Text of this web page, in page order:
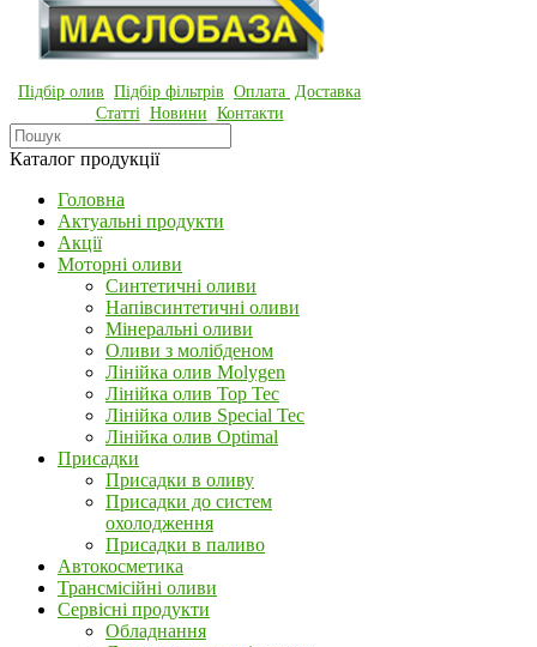
Підбір олив Підбір фільтрів Оплата Доставка
Статті Новини Контакти
Каталог продукції
Головна
Актуальні продукти
Акції
Моторні оливи
Синтетичні оливи
Напівсинтетичні оливи
Мінеральні оливи
Оливи з молібденом
Лінійка олив Molygen
Лінійка олив Top Tec
Лінійка олив Special Tec
Лінійка олив Optimal
Присадки
Присадки в оливу
Присадки до систем
охолодження
Присадки в паливо
Автокосметика
Трансмісійні оливи
Сервісні продукти
Обладнання